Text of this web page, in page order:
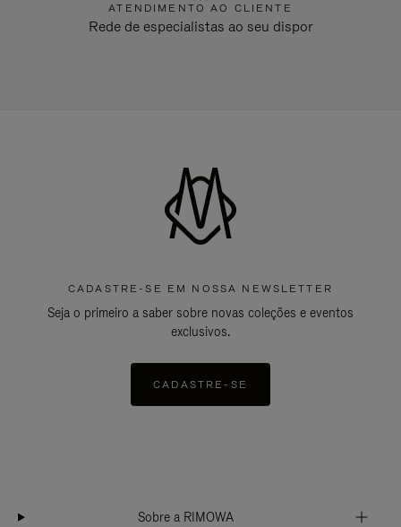
ATENDIMENTO AO CLIENTE
Rede de especialistas ao seu dispor
CADASTRE-SE EM NOSSA NEWSLETTER
Seja o primeiro a saber sobre novas coleções e eventos
exclusivos.
CADASTRE-SE
Sobre a RIMOWA